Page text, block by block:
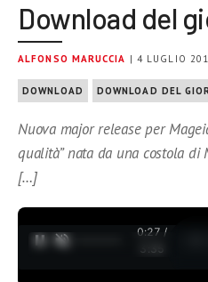
Download del
ALFONSO MARUCCIA | 4 LUGLIO
DOWNLOAD DOWNLOAD DEL
Nuova major release per
qualità” nata da una costola
[…]
0:27 /
3:35